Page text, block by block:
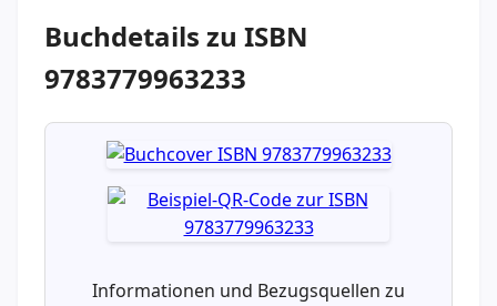
Buchdetails zu ISBN
9783779963233
Informationen und Bezugsquellen zu